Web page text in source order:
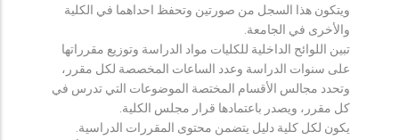
ويتكون هذا السجل من صورتين وتحفظ احداهما في الكلية
والأخرى في الجامعة.
تبين اللوائح الداخلية للكليات مواد الدراسة وتوزيع مقرراتها
على سنوات الدراسة وعدد الساعات المخصصة لكل مقرر،
وتحدد مجالس الأقسام المختصة الموضوعات التي تدرس في
كل مقرر، ويصدر باعتمادها قرار مجلس الكلية.
يكون لكل كلية دليل يتضمن محتوى المقررات الدراسية.